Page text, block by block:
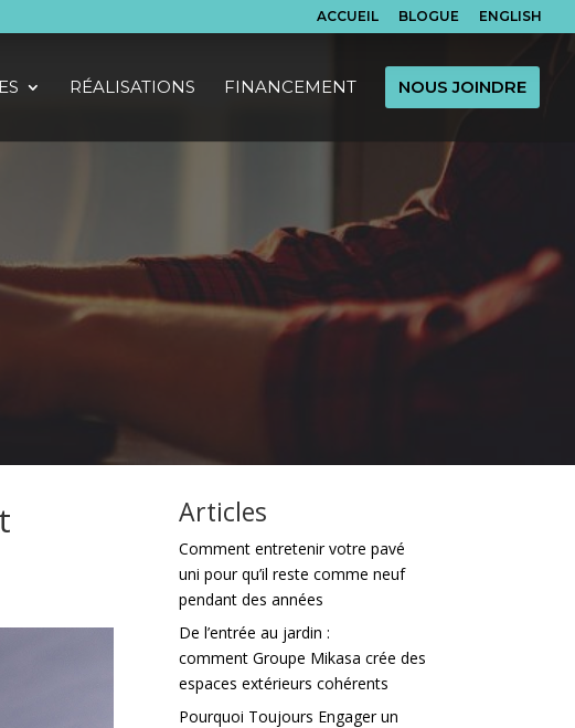
ACCUEIL BLOGUE ENGLISH
RÉALISATIONS FINANCEMENT NOUS JOINDRE
Articles
Comment entretenir votre pavé
uni pour qu’il reste comme neuf
pendant des années
De l’entrée au jardin :
comment Groupe Mikasa crée des
espaces extérieurs cohérents
Pourquoi Toujours Engager un